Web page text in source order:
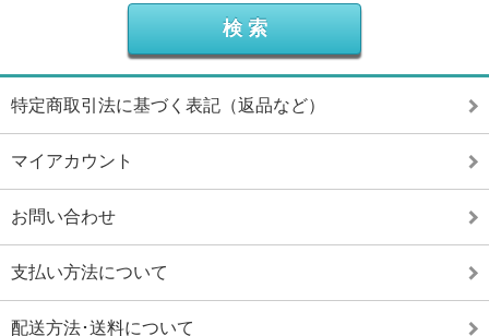
特定商取引法に基づく表記（返品など）
マイアカウント
お問い合わせ
支払い方法について
配送方法･送料について